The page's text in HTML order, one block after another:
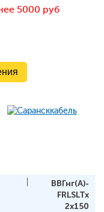
5000 руб
ВВГнг(А)-
FRLSLTx
2x150